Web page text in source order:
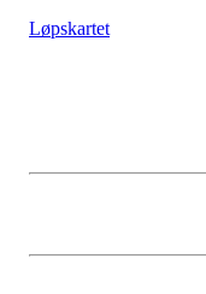
Løpskartet